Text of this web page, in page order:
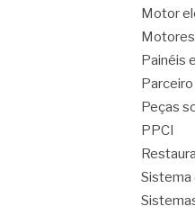
Motor
Painéis
Peças
PPCI
Sistema